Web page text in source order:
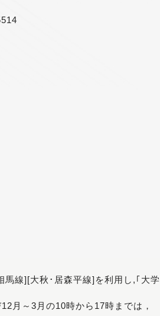
線][大秋･居森平線]を利用し,｢大学
月～3月の10時から17時までは，